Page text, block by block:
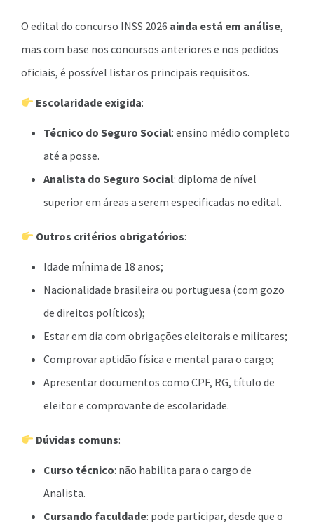
O edital do concurso INSS 2026 ainda está em análise,
mas com base nos concursos anteriores e nos pedidos
oficiais, é possível listar os principais requisitos.
Escolaridade exigida:
Técnico do Seguro Social: ensino médio completo
até a posse.
Analista do Seguro Social: diploma de nível
superior em áreas a serem especificadas no edital.
Outros critérios obrigatórios:
Idade mínima de 18 anos;
Nacionalidade brasileira ou portuguesa (com gozo
de direitos políticos);
Estar em dia com obrigações eleitorais e militares;
Comprovar aptidão física e mental para o cargo;
Apresentar documentos como CPF, RG, título de
eleitor e comprovante de escolaridade.
Dúvidas comuns:
Curso técnico: não habilita para o cargo de
Analista.
Cursando faculdade: pode participar, desde que o